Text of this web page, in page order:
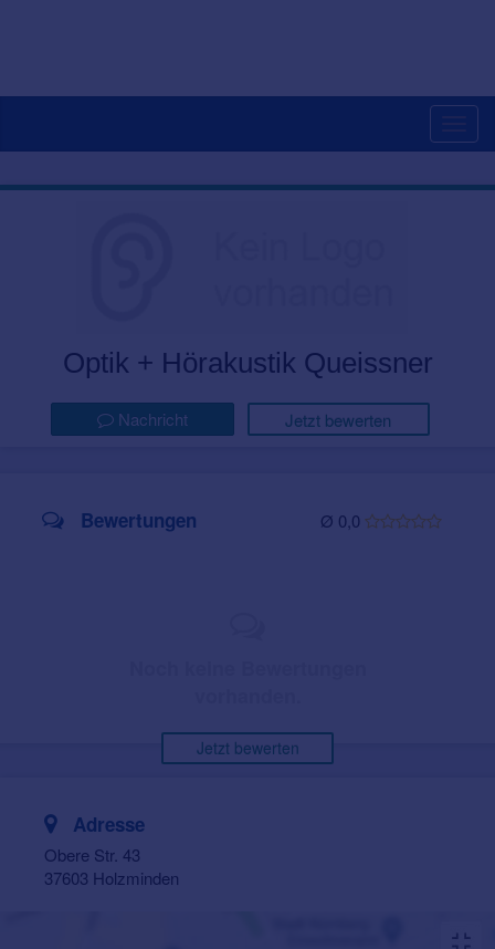
Optik + Hörakustik Queissner
Nachricht Jetzt bewerten
Ø 0,0
Bewertungen
Jetzt bewerten
Adresse
Obere Str. 43
37603 Holzminden